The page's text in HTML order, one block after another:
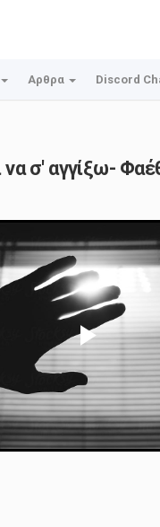
Αρθρα Discord
να σ' αγγίξω-
Play